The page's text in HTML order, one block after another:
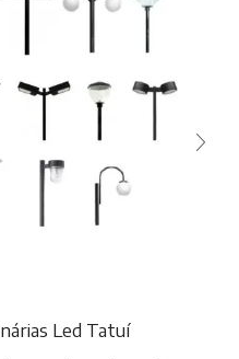
Led Tatuí